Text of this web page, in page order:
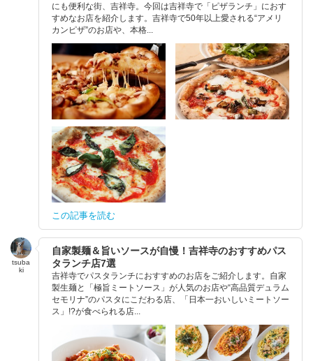
にも便利な街、吉祥寺。今回は吉祥寺で「ピザランチ」におす
すめなお店を紹介します。吉祥寺で50年以上愛される“アメリ
カンピザ”のお店や、本格...
この記事を読む
tsuba
ki
自家製麺＆旨いソースが自慢！吉祥寺のおすすめパス
タランチ店7選
吉祥寺でパスタランチにおすすめのお店をご紹介します。自家
製生麺と「極旨ミートソース」が人気のお店や“高品質デュラム
セモリナ”のパスタにこだわる店、「日本一おいしいミートソー
ス」!?が食べられる店...